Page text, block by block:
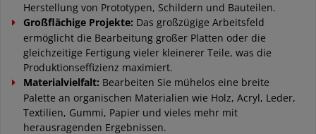
Herstellung von Prototypen, Schildern und Bauteilen.
Großflächige Projekte: Das großzügige Arbeitsfeld
ermöglicht die Bearbeitung großer Platten oder die
gleichzeitige Fertigung vieler kleinerer Teile, was die
Produktionseffizienz maximiert.
Materialvielfalt: Bearbeiten Sie mühelos eine breite
Palette an organischen Materialien wie Holz, Acryl, Leder,
Textilien, Gummi, Papier und vieles mehr mit
herausragenden Ergebnissen.